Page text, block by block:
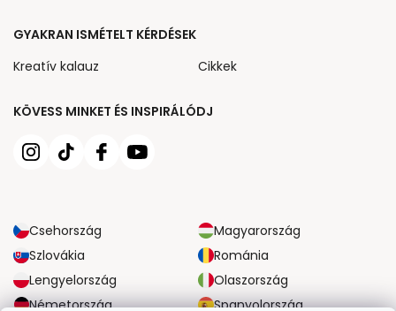
KÖVESS MINKET ÉS INSPIRÁLÓDJ
Csehország
Magyarország
Szlovákia
Románia
Lengyelország
Olaszország
Németország
Spanyolország
GYAKRAN ISMÉTELT KÉRDÉSEK
Kreatív kalauz
Cikkek